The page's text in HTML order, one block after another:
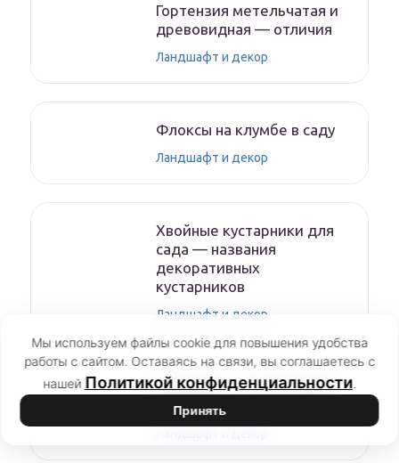
Гортензия метельчатая и
древовидная — отличия
Ландшафт и декор
Флоксы на клумбе в саду
Ландшафт и декор
Хвойные кустарники для
сада — названия
декоративных
кустарников
Ландшафт и декор
Астильба — с чем рядом
сажать
Мы используем файлы cookie для повышения удобства
работы с сайтом. Оставаясь на связи, вы соглашаетесь с
нашей Политикой конфиденциальности.
Принять